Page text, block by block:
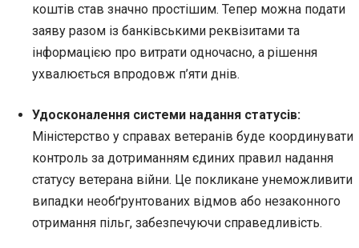
коштів став значно простішим. Тепер можна подати
заяву разом із банківськими реквізитами та
інформацією про витрати одночасно, а рішення
ухвалюється впродовж п’яти днів.
Удосконалення системи надання статусів:
Міністерство у справах ветеранів буде координувати
контроль за дотриманням єдиних правил надання
статусу ветерана війни. Це покликане унеможливити
випадки необґрунтованих відмов або незаконного
отримання пільг, забезпечуючи справедливість.